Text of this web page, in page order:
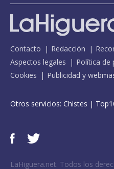
Contacto Redacción
Aspectos legales
Política de
Cookies
Publicidad y
Otros servicios: Chistes |
LaHiguera.net. Todos los